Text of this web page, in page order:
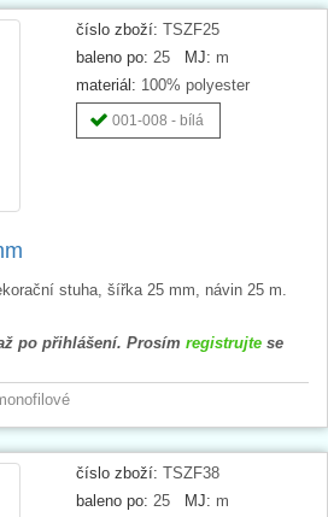
číslo zboží: TSZF25
baleno po: 25 MJ: m
materiál: 100% polyester
001-008 - bílá
stuha, šířka 25 mm, návin 25 m.
po přihlášení. Prosím registrujte se
číslo zboží: TSZF38
baleno po: 25 MJ: m